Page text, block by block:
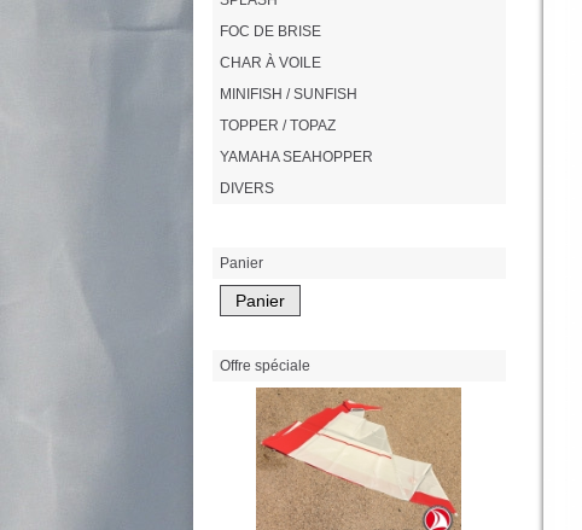
FOC DE BRISE
CHAR À VOILE
MINIFISH / SUNFISH
TOPPER / TOPAZ
YAMAHA SEAHOPPER
DIVERS
Panier
Offre spéciale